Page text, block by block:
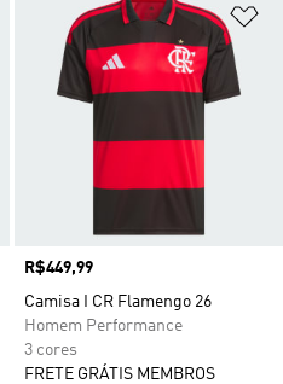
Adicionar à Lista de Desejos
Preço
R$449,99
Camisa I CR Flamengo 26
Homem Performance
3 cores
FRETE GRÁTIS MEMBROS